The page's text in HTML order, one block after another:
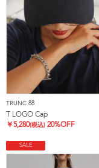
TRUNC 88
T LOGO Cap
￥5,280(税込) 20%OFF
SALE